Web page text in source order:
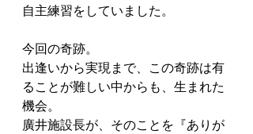
自主練習をしていました。
今回の奇跡。
出逢いから実現まで、この奇跡は有
ることが難しい中からも、生まれた
機会。
廣井施設長が、そのことを『ありが